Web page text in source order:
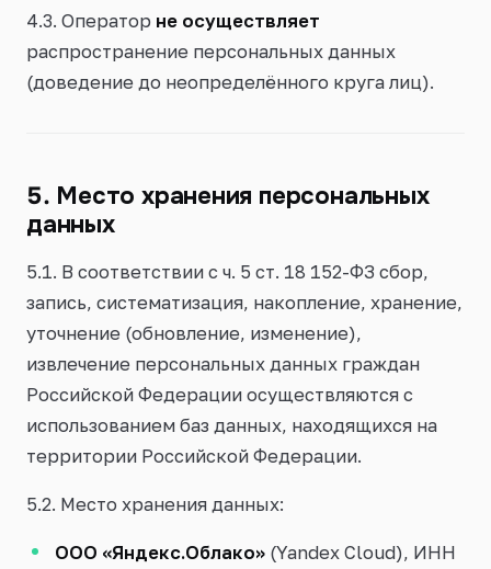
4.3. Оператор не осуществляет
распространение персональных данных
(доведение до неопределённого круга лиц).
5. Место хранения персональных
данных
5.1. В соответствии с ч. 5 ст. 18 152-ФЗ сбор,
запись, систематизация, накопление, хранение,
уточнение (обновление, изменение),
извлечение персональных данных граждан
Российской Федерации осуществляются с
использованием баз данных, находящихся на
территории Российской Федерации.
5.2. Место хранения данных:
ООО «Яндекс.Облако» (Yandex Cloud), ИНН